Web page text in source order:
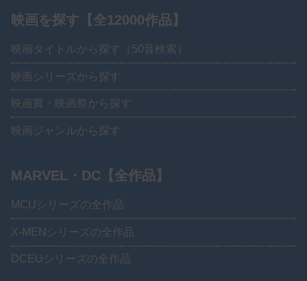
映画を探す【全12000作品】
映画タイトルから探す（50音検索）
映画シリーズから探す
映画賞・映画祭から探す
映画ジャンルから探す
MARVEL・DC【全作品】
MCUシリーズの全作品
X-MENシリーズの全作品
DCEUシリーズの全作品